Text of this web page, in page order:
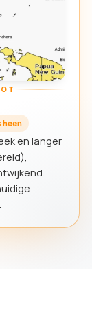
heen
en langer